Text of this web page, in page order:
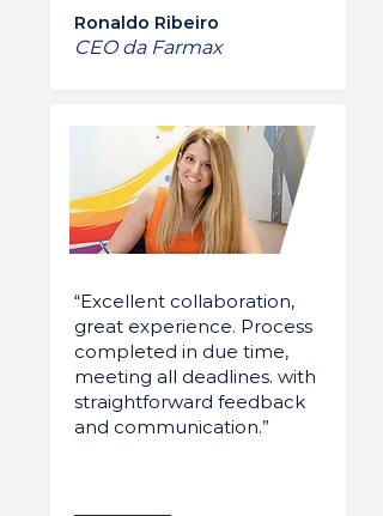
Ronaldo Ribeiro
CEO da Farmax
“Excellent collaboration,
great experience. Process
completed in due time,
meeting all deadlines. with
straightforward feedback
and communication.”